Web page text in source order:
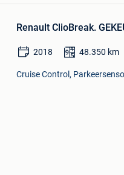
Renault ClioBreak.
2018 48.350 km
Cruise Control,